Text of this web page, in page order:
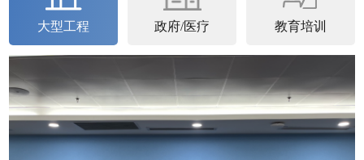
大型工程 政府/医疗 教育培训
石家庄中核